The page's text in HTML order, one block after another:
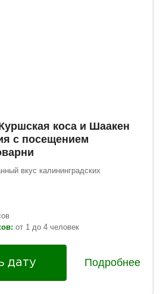
коса и Шаакен
с посещением
вкус калининградских
от 1 до 4 человек
дату Подробнее